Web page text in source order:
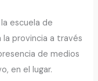
escuela de
provincia a través
de medios
en el lugar.